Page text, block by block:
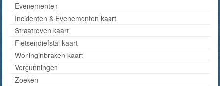
Evenementen
Incidenten & Evenementen kaart
Straatroven kaart
Fietsendiefstal kaart
Woninginbraken kaart
Vergunningen
Zoeken